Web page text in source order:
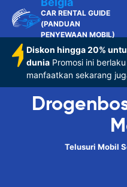
CAR RENTAL GUIDE
(PANDUAN
PENYEWAAN MOBIL)
Diskon hingga 20%
dunia Promosi ini
manfaatkan sekarang
Telusuri Mobil